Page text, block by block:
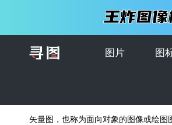
图片 图
首页> >矢量横幅设计
矢量图，也称为面向对象的图像或绘